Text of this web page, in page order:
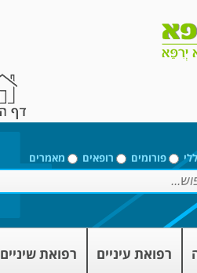
פורומים רופאים מאמרים
רפואת עיניים רפואת שיניים